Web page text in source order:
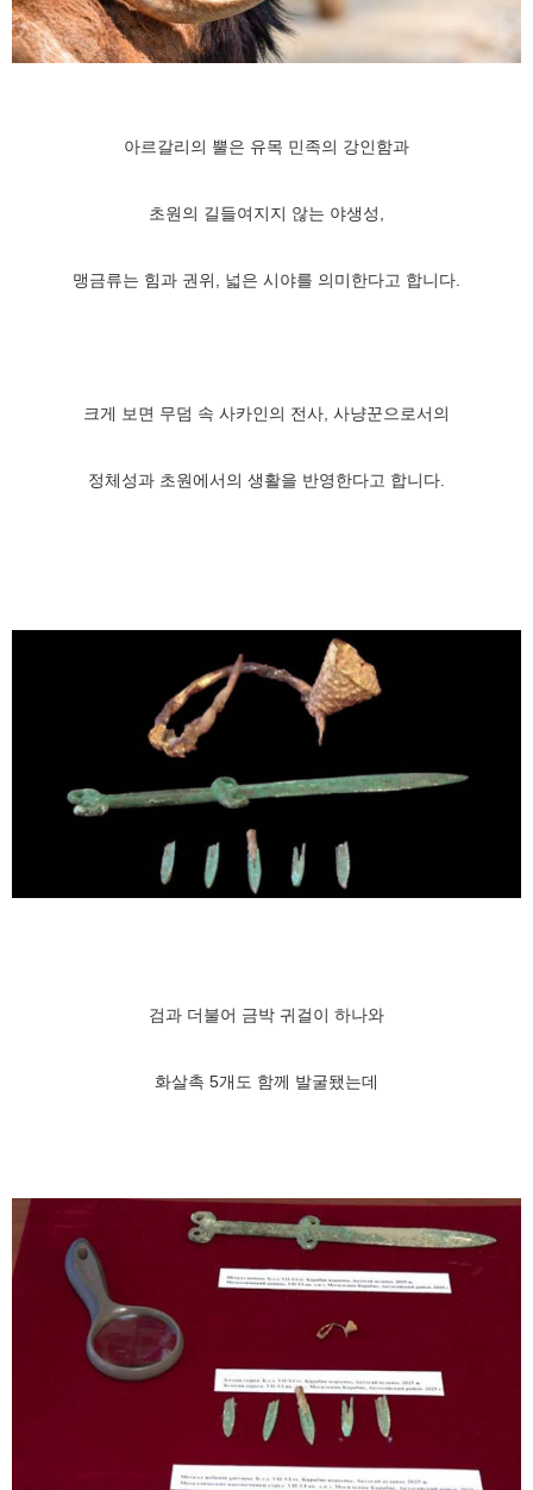
아르갈리의 뿔은 유목 민족의 강인함과
초원의 길들여지지 않는 야생성,
맹금류는 힘과 권위, 넓은 시야를 의미한다고 합니다.
크게 보면 무덤 속 사카인의 전사, 사냥꾼으로서의
정체성과 초원에서의 생활을 반영한다고 합니다.
검과 더불어 금박 귀걸이 하나와
화살촉 5개도 함께 발굴됐는데